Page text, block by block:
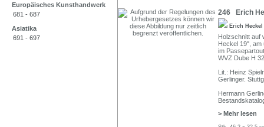
Europäisches Kunsthandwerk
681 - 687
Asiatika
691 - 697
246 Erich
Erich Heckel
Holzschnitt auf
Heckel 19", am
im
WVZ Dube H
Lit.: Heinz
Gerlinger.
Hermann
> Mehr lesen